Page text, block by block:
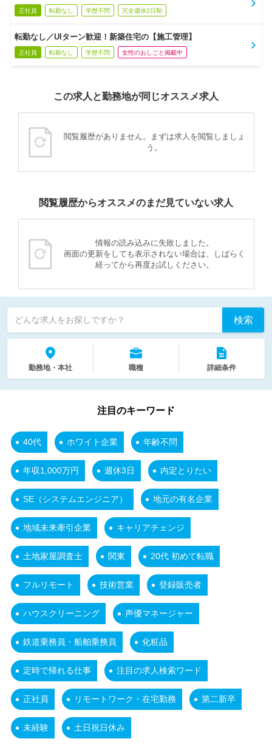
正社員 転勤なし 学歴不問 完全週休2日制
転勤なし／UIターン歓迎！新築住宅の【施工管理】
正社員 転勤なし 学歴不問 女性のおしごと掲載中
この求人と勤務地が同じオススメ求人
閲覧履歴がありません。まずは求人を閲覧しましょ
う。
閲覧履歴からオススメのまだ見ていない求人
情報の読み込みに失敗しました。
画面の更新をしても表示されない場合は、しばらく
経ってから再度お試しください。
どんな求人をお探しですか？ 検索
勤務地・本社 職種 詳細条件
注目のキーワード
40代 ホワイト企業 年齢不問
年収1,000万円 週休3日 内定とりたい
SE（システムエンジニア） 地元の有名企業
地域未来牽引企業 キャリアチェンジ
土地家屋調査士 関東 20代 初めて転職
フルリモート 技術営業 登録販売者
ハウスクリーニング 声優マネージャー
鉄道乗務員・船舶乗務員 化粧品
定時で帰れる仕事 注目の求人検索ワード
正社員 リモートワーク・在宅勤務 第二新卒
未経験 土日祝日休み